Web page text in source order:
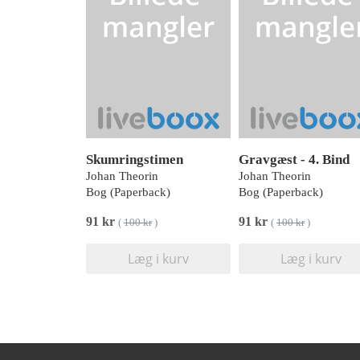
Skumringstimen
Johan Theorin
Bog (Paperback)
91 kr ( 100 kr)
Læg i kurv
Gravgæst - 4. Bind
Johan Theorin
Bog (Paperback)
91 kr ( 100 kr)
Læg i kurv